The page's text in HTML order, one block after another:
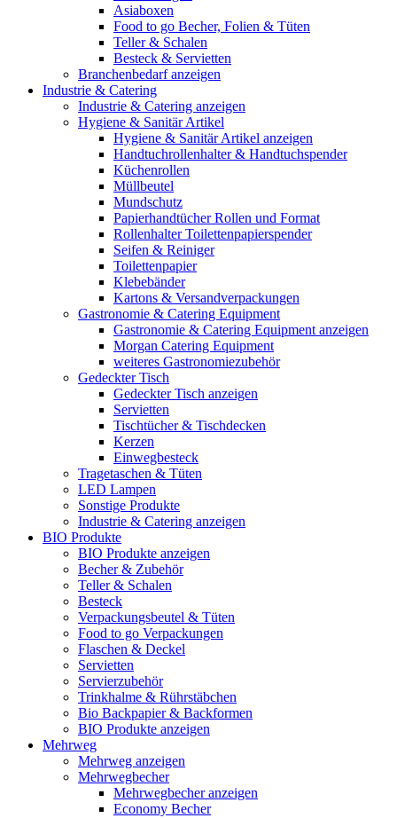
Asiaboxen
Food to go Becher, Folien & Tüten
Teller & Schalen
Besteck & Servietten
Branchenbedarf anzeigen
Industrie & Catering
Industrie & Catering anzeigen
Hygiene & Sanitär Artikel
Hygiene & Sanitär Artikel anzeigen
Handtuchrollenhalter & Handtuchspender
Küchenrollen
Müllbeutel
Mundschutz
Papierhandtücher Rollen und Format
Rollenhalter Toilettenpapierspender
Seifen & Reiniger
Toilettenpapier
Klebebänder
Kartons & Versandverpackungen
Gastronomie & Catering Equipment
Gastronomie & Catering Equipment anzeigen
Morgan Catering Equipment
weiteres Gastronomiezubehör
Gedeckter Tisch
Gedeckter Tisch anzeigen
Servietten
Tischtücher & Tischdecken
Kerzen
Einwegbesteck
Tragetaschen & Tüten
LED Lampen
Sonstige Produkte
Industrie & Catering anzeigen
BIO Produkte
BIO Produkte anzeigen
Becher & Zubehör
Teller & Schalen
Besteck
Verpackungsbeutel & Tüten
Food to go Verpackungen
Flaschen & Deckel
Servietten
Servierzubehör
Trinkhalme & Rührstäbchen
Bio Backpapier & Backformen
BIO Produkte anzeigen
Mehrweg
Mehrweg anzeigen
Mehrwegbecher
Mehrwegbecher anzeigen
Economy Becher